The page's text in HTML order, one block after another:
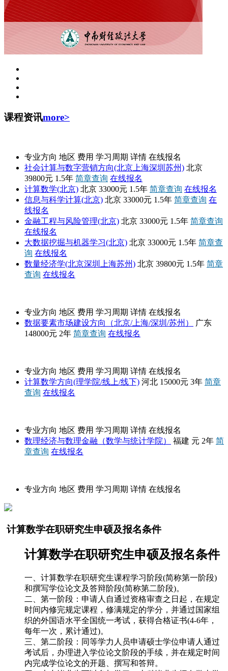
课程资讯more>
专业方向 地区 费用 学习周期 详情 在线报名
社会计算与数字营销方向(北京上海深圳苏州) 北京
39800元 1.5年 简章查询 在线报名
计算数学(北京) 北京 33000元 1.5年 简章查询 在线报名
信息与科学计算(北京) 北京 33000元 1.5年 简章查询 在
线报名
金融工程与风险管理(北京) 北京 33000元 1.5年 简章查询
在线报名
大数据挖掘与机器学习(北京) 北京 33000元 1.5年 简章查
询 在线报名
数量经济学(北京深圳上海苏州) 北京 39800元 1.5年 简章
查询 在线报名
专业方向 地区 费用 学习周期 详情 在线报名
数据要素市场建设方向（北京/上海/深圳/苏州）
广东
148000元 2年 简章查询 在线报名
专业方向 地区 费用 学习周期 详情 在线报名
计算数学方向(理学院/线上/线下) 河北 15000元 3年 简章
查询 在线报名
专业方向 地区 费用 学习周期 详情 在线报名
数理经济与数理金融（数学与统计学院）
福建 元 2年 简
章查询 在线报名
专业方向 地区 费用 学习周期 详情 在线报名
计算数学在职研究生申硕及报名条件
计算数学在职研究生申硕及报名条件
一、计算数学在职研究生课程学习阶段(简称第一阶段)
和撰写学位论文及答辩阶段(简称第二阶段)。
二、第一阶段：申请人自通过资格审查之日起，在规定
时间内修完规定课程，修满规定的学分，并通过国家组
织的外国语水平全国统一考试，获得合格证书(4-6年，
每年一次，累计通过)。
三、第二阶段：同等学力人员申请硕士学位申请人通过
考试后，办理进入学位论文阶段的手续，并在规定时间
内完成学位论文的开题、撰写和答辩。